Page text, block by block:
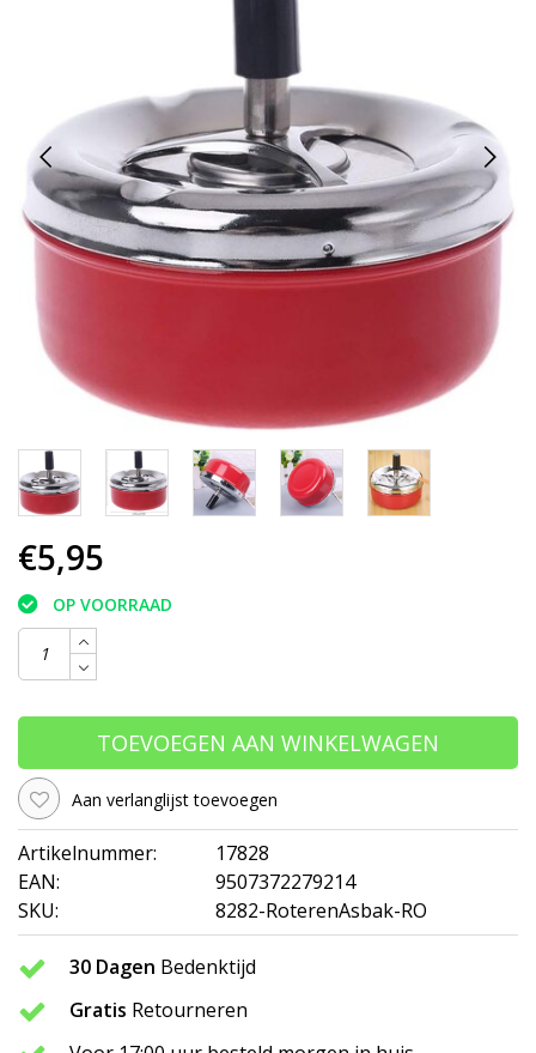
€5,95
OP VOORRAAD
TOEVOEGEN AAN WINKELWAGEN
Aan verlanglijst toevoegen
Artikelnummer:
17828
EAN:
9507372279214
SKU:
8282-RoterenAsbak-RO
30 Dagen Bedenktijd
Gratis Retourneren